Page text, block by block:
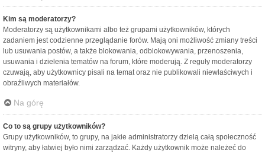
Kim są moderatorzy?
Moderatorzy są użytkownikami albo też grupami użytkowników, których
zadaniem jest codzienne przeglądanie forów. Mają oni możliwość zmiany treści
lub usuwania postów, a także blokowania, odblokowywania, przenoszenia,
usuwania i dzielenia tematów na forum, które moderują. Z reguły moderatorzy
czuwają, aby użytkownicy pisali na temat oraz nie publikowali niewłaściwych i
obraźliwych materiałów.
Na górę
Co to są grupy użytkowników?
Grupy użytkowników, to grupy, na jakie administratorzy dzielą całą społeczność
witryny, aby łatwiej było nimi zarządzać. Każdy użytkownik może należeć do